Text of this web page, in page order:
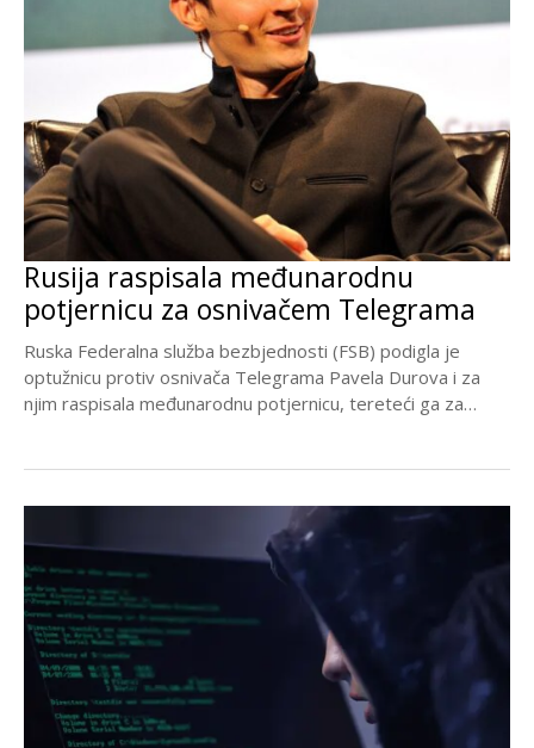
Rusija raspisala međunarodnu
potjernicu za osnivačem Telegrama
Ruska Federalna služba bezbjednosti (FSB) podigla je
optužnicu protiv osnivača Telegrama Pavela Durova i za
njim raspisala međunarodnu potjernicu, tereteći ga za